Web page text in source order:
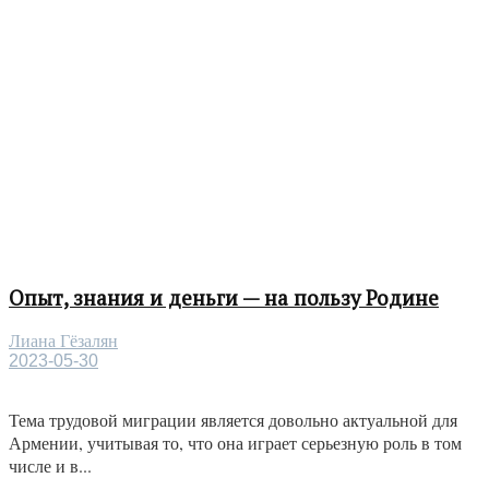
Опыт, знания и деньги — на пользу Родине
Лиана Гёзалян
2023-05-30
Тема трудовой миграции является довольно актуальной для
Армении, учитывая то, что она играет серьезную роль в том
числе и в...